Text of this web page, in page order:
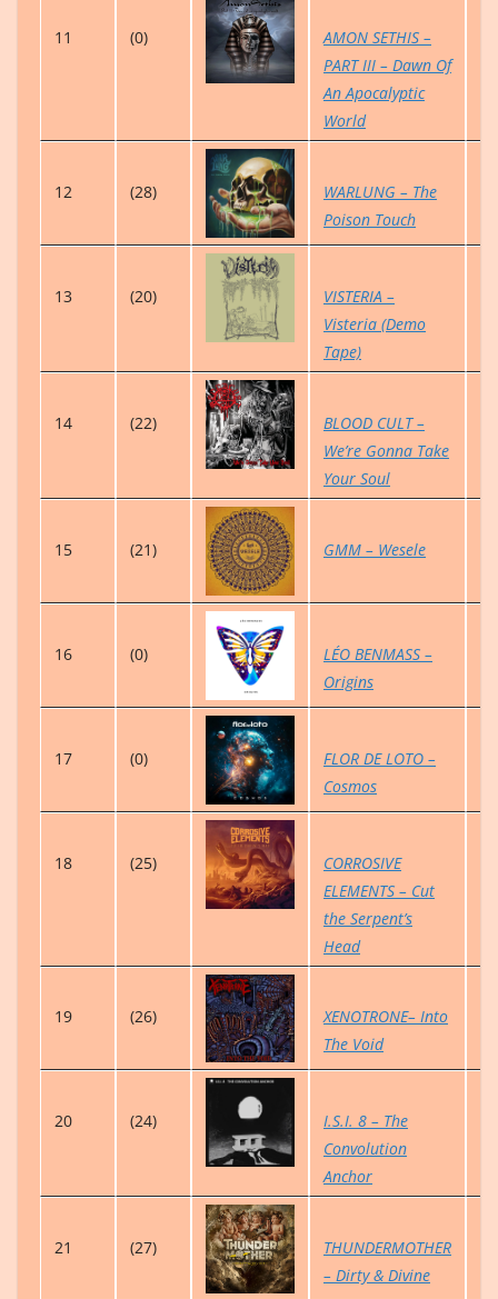
11 (0)
AMON SETHIS –
PART III – Dawn Of
An Apocalyptic
World
12 (28)
WARLUNG – The
Poison Touch
13 (20)
VISTERIA –
Visteria (Demo
Tape)
14 (22)
BLOOD CULT –
We’re Gonna Take
Your Soul
15 (21) GMM – Wesele
16 (0)
LÉO BENMASS –
Origins
17 (0)
FLOR DE LOTO –
Cosmos
18 (25)
CORROSIVE
ELEMENTS – Cut
the Serpent’s
Head
19 (26)
XENOTRONE– Into
The Void
20 (24)
I.S.I. 8 – The
Convolution
Anchor
21 (27)
THUNDERMOTHER
– Dirty & Divine